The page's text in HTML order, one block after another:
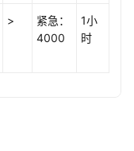
>
紧急：
4000
1小
时